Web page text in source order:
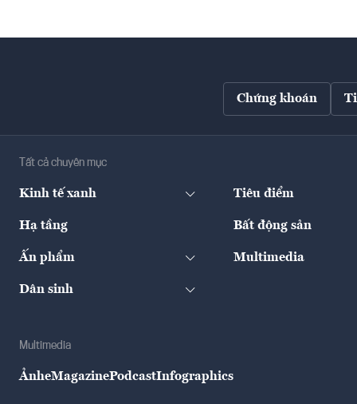
Chứng khoán
Tất cả chuyên mục
Kinh tế xanh Tiêu điểm
Hạ tầng Bất động sản
Ấn phẩm Multimedia
Dân sinh
Multimedia
ẢnheMagazinePodcastInfographics